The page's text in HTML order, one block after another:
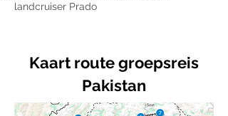
landcruiser Prado
Kaart route groepsreis
Pakistan